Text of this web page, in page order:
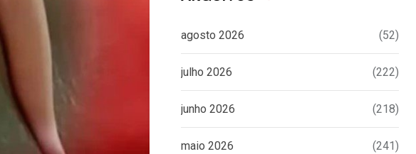
agosto 2026 (52)
julho 2026 (222)
junho 2026 (218)
maio 2026 (241)